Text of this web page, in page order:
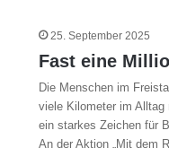
25. September 2025
Fast eine
Die Menschen im
viele Kilometer im
ein starkes Zeichen für
An der Aktion „Mit dem